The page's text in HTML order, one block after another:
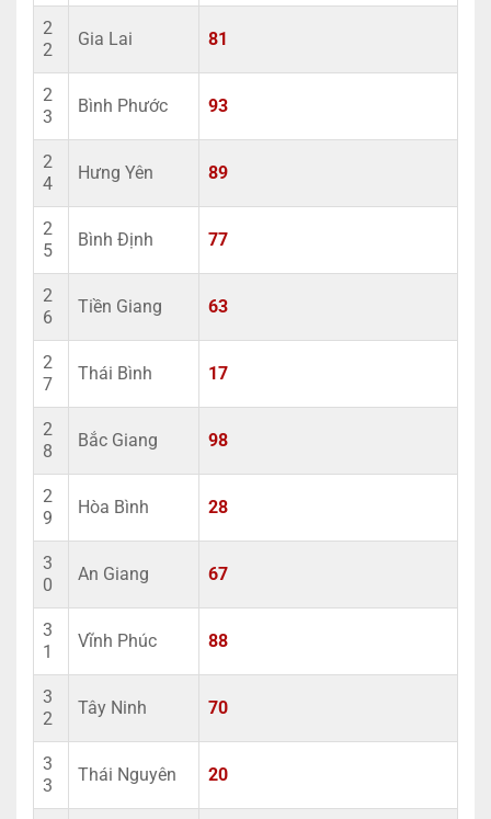
2
2
Gia Lai 81
2
3
Bình Phước 93
2
4
Hưng Yên 89
2
5
Bình Định 77
2
6
Tiền Giang 63
2
7
Thái Bình 17
2
8
Bắc Giang 98
2
9
Hòa Bình 28
3
0
An Giang 67
3
1
Vĩnh Phúc 88
3
2
Tây Ninh 70
3
3
Thái Nguyên 20